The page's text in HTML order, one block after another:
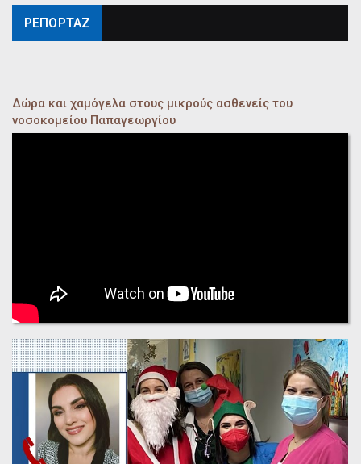
ΡΕΠΟΡΤΑΖ
Δώρα και χαμόγελα στους μικρούς ασθενείς του
νοσοκομείου Παπαγεωργίου